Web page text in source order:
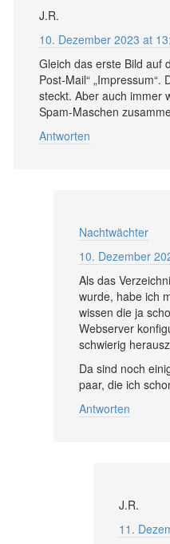
J.R.
10. Dezember 2023 at
Gleich das erste Bild auf
Post-Mail“
steckt. Aber auch immer
Spam-Maschen
Antworten
Nachtwächter
10. Dezember
Als das
wurde, habe ich
wissen die ja
Webserver
schwierig
Da sind noch
paar, die ich
Antworten
J.R.
11.